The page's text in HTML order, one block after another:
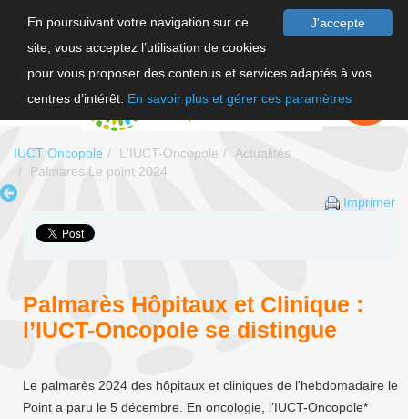
J'accepte
En poursuivant votre navigation sur ce
site, vous acceptez l’utilisation de cookies
pour vous proposer des contenus et services adaptés à vos
centres d’intérêt. En savoir plus et gérer ces paramètres
FAIRE UN
DON
IUCT Oncopole L'IUCT-Oncopole
Actualités
Palmares Le point 2024
Imprimer
Palmarès Hôpitaux et Clinique :
l’IUCT-Oncopole se distingue
Le palmarès 2024 des hôpitaux et cliniques de l'hebdomadaire le
Point a paru le 5 décembre. En oncologie, l’IUCT-Oncopole*